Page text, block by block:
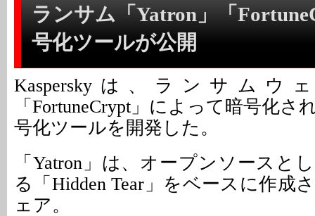
ランサム「Yatron」「
号化ツールが公開
Kasperskyは、ランサムウ
「FortuneCrypt」によって暗号化さ
号化ツールを開発した。
「Yatron」は、オープンソースと
る「Hidden Tear」をベースに作成
ェア。